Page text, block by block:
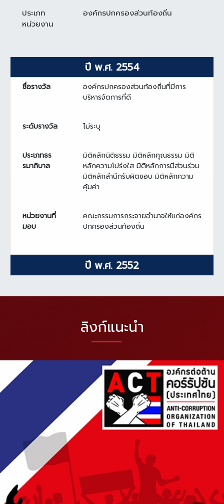
ประเภท
หน่วยงาน
องค์กรปกครองส่วนท้องถิ่น
ปี พ.ศ. 2554
ชื่อรางวัล
องค์กรปกครองส่วนท้องถิ่นที่มีการ
บริหารจัดการที่ดี
ระดับรางวัล ไม่ระบุ
ประเภทธร
รมาภิบาล
มิติหลักนิติธรรม มิติหลักคุณธรรม มิติ
หลักความโปร่งใส มิติหลักการมีส่วนร่วม
มิติหลักสำนึกรับผิดชอบ มิติหลักความ
คุ้มค่า
หน่วยงานที่
มอบ
คณะกรรมการกระจายอำนาจให้แก่องค์กร
ปกครองส่วนท้องถิ่น
ปี พ.ศ. 2552
ลิงก์แนะนำ